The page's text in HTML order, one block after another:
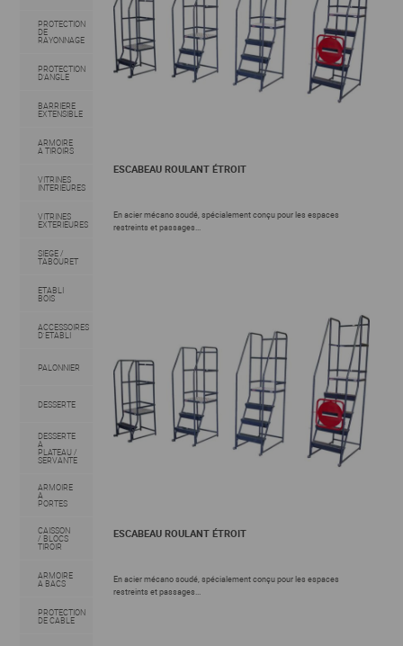
PROTECTION
DE
RAYONNAGE
PROTECTION
D'ANGLE
BARRIERE
EXTENSIBLE
ARMOIRE
A TIROIRS
VITRINES
INTERIEURES
VITRINES
EXTERIEURES
SIEGE /
TABOURET
ETABLI
BOIS
ACCESSOIRES
D'ETABLI
PALONNIER
DESSERTE
DESSERTE
A
PLATEAU /
SERVANTE
ARMOIRE
A
PORTES
CAISSON
/ BLOCS
TIROIR
ARMOIRE
A BACS
PROTECTION
DE CABLE
ESCABEAU ROULANT ÉTROIT
En acier mécano soudé, spécialement conçu pour les espaces
restreints et passages...
ESCABEAU ROULANT ÉTROIT
En acier mécano soudé, spécialement conçu pour les espaces
restreints et passages...